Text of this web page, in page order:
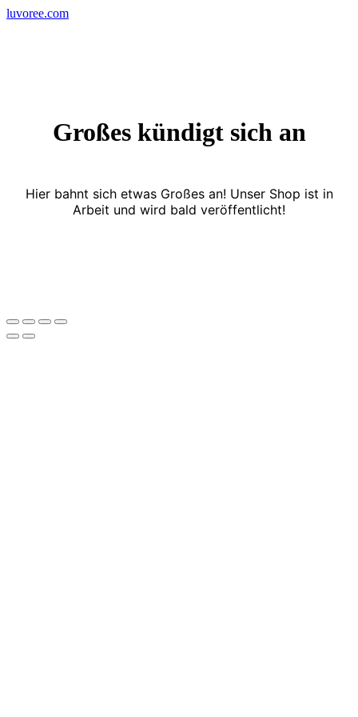
Skip
luvoree.com
Großes kündigt sich an
Hier bahnt sich etwas Großes an! Unser Shop ist in
Arbeit und wird bald veröffentlicht!